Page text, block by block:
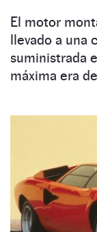
El motor
llevado a una
suministrada
máxima era